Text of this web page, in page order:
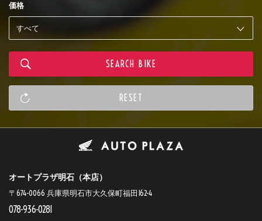
価格
オートプラザ明石（本店）
〒674-0066 兵庫県明石市大久保町福田162-4
078-936-0281